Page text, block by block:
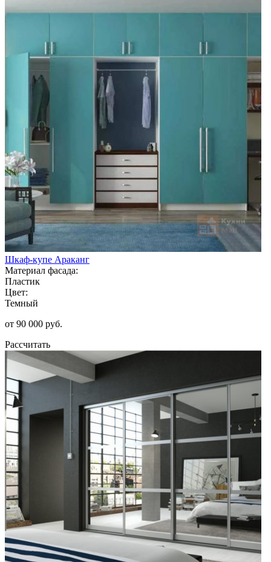
Шкаф-купе Араканг
Материал фасада:
Пластик
Цвет:
Темный
от 90 000 руб.
Рассчитать